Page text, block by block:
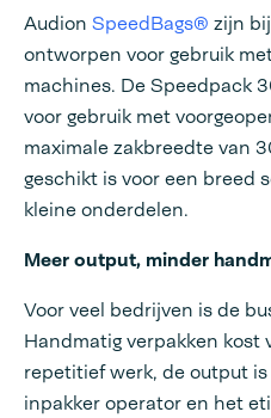
Audion SpeedBags® zijn
ontworpen voor gebruik
machines. De Speedpack
voor gebruik met
maximale zakbreedte van
geschikt is voor een breed
kleine onderdelen.
Meer output, minder
Voor veel bedrijven is de
Handmatig verpakken kost
repetitief werk, de output
inpakker operator en het